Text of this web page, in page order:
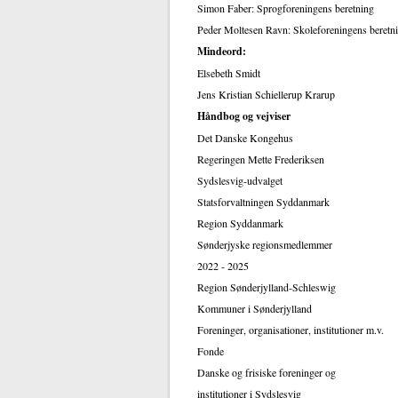
Simon Faber: Sprogforeningens beretning
Peder Moltesen Ravn: Skoleforeningens
Mindeord:
Elsebeth Smidt
Jens Kristian Schiellerup Krarup
Håndbog og vejviser
Det Danske Kongehus
Regeringen Mette Frederiksen
Sydslesvig-udvalget
Statsforvaltningen Syddanmark
Region Syddanmark
Sønderjyske regionsmedlemmer
2022 - 2025
Region Sønderjylland-Schleswig
Kommuner i Sønderjylland
Foreninger, organisationer, institutioner m.v.
Fonde
Danske og frisiske foreninger og
institutioner i Sydslesvig